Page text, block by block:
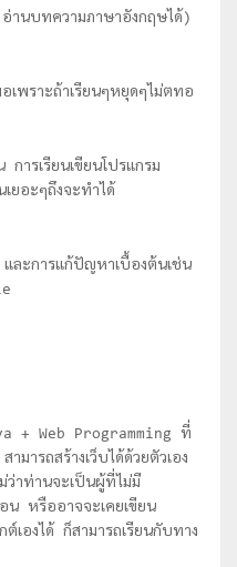
นบทความภาษาอังกฤษได้)
อเพราะถ้าเรียนๆหยุดๆไม่ตทอ
ารเรียนเขียนโปรแกรม
ยอะๆถึงจะทำได้
ละการแก้ปัญหาเบื้องต้นเช่น
+ Web Programming ที่
ารถสร้างเว็บได้ด้วยตัวเอง
ว่าท่านจะเป็นผู้ที่ไม่มี
น หรืออาจจะเคยเขียน
เองได้ ก็สามารถเรียนกับทาง